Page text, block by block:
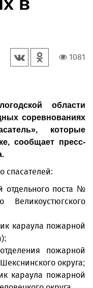
1081
области
соревнованиях
которые
сообщает пресс-
спасателей:
отдельного поста №
караула пожарной
пожарной
округа;
караула пожарной